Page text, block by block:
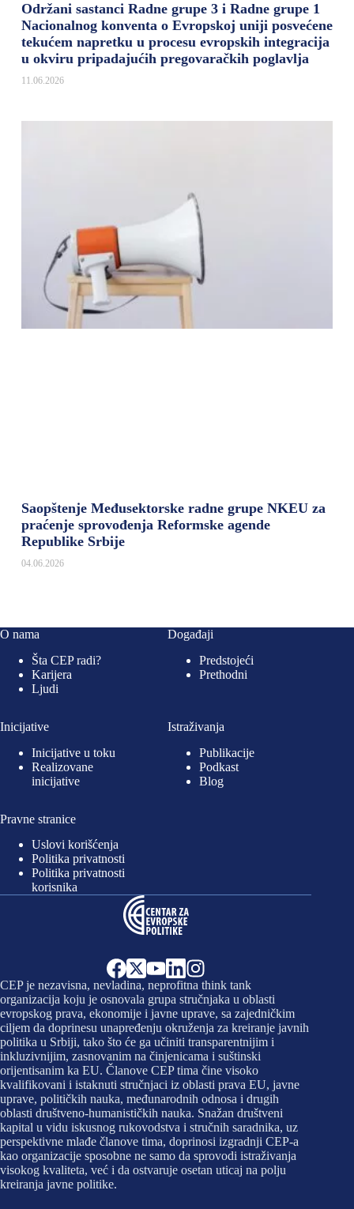
Održani sastanci Radne grupe 3 i Radne grupe 1
Nacionalnog konventa o Evropskoj uniji posvećene
tekućem napretku u procesu evropskih integracija
u okviru pripadajućih pregovaračkih poglavlja
11.06.2026
Saopštenje Međusektorske radne grupe NKEU za
praćenje sprovođenja Reformske agende
Republike Srbije
04.06.2026
O nama
Šta CEP radi?
Karijera
Ljudi
Događaji
Predstojeći
Prethodni
Inicijative
Inicijative u toku
Realizovane
inicijative
Istraživanja
Publikacije
Podkast
Blog
Pravne stranice
Uslovi korišćenja
Politika privatnosti
Politika privatnosti
korisnika
CEP je nezavisna, nevladina, neprofitna think tank
organizacija koju je osnovala grupa stručnjaka u oblasti
evropskog prava, ekonomije i javne uprave, sa zajedničkim
ciljem da doprinesu unapređenju okruženja za kreiranje javnih
politika u Srbiji, tako što će ga učiniti transparentnijim i
inkluzivnijim, zasnovanim na činjenicama i suštinski
orijentisanim ka EU. Članove CEP tima čine visoko
kvalifikovani i istaknuti stručnjaci iz oblasti prava EU, javne
uprave, političkih nauka, međunarodnih odnosa i drugih
oblasti društveno-humanističkih nauka. Snažan društveni
kapital u vidu iskusnog rukovodstva i stručnih saradnika, uz
perspektivne mlađe članove tima, doprinosi izgradnji CEP-a
kao organizacije sposobne ne samo da sprovodi istraživanja
visokog kvaliteta, već i da ostvaruje osetan uticaj na polju
kreiranja javne politike.